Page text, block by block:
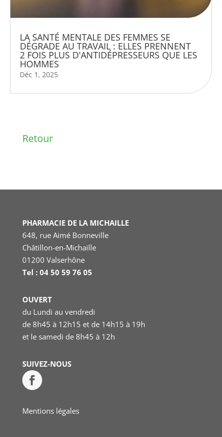
LA SANTÉ MENTALE DES FEMMES SE
DÉGRADE AU TRAVAIL : ELLES PRENNENT
2 FOIS PLUS D'ANTIDÉPRESSEURS QUE LES
HOMMES
Déc 1, 2025
Retour
PHARMACIE DE LA MICHAILLE
648, rue Aimé Bonneville
Châtillon-en-Michaille
01200 Valserhône
Tel : 04 50 59 76 05
OUVERT
du Lundi au vendredi
de 8h45 à 12h15 et de 14h15 à 19h
et le samedi de 8h45 à 12h
SUIVEZ-NOUS
Mentions légales